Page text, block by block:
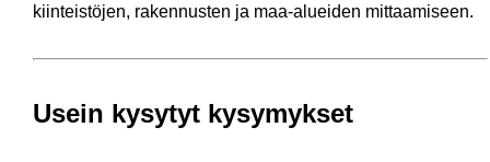
kiinteistöjen, rakennusten ja maa-alueiden mittaamiseen.
Usein kysytyt kysymykset